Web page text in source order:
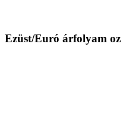
Ezüst/Euró árfolyam oz